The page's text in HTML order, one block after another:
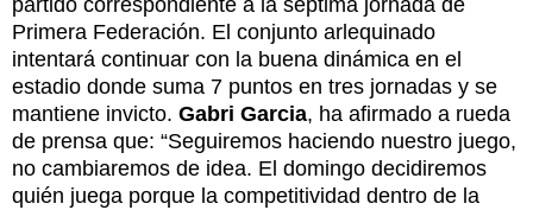
partido correspondiente a la séptima jornada de
Primera Federación. El conjunto arlequinado
intentará continuar con la buena dinámica en el
estadio donde suma 7 puntos en tres jornadas y se
mantiene invicto. Gabri Garcia, ha afirmado a rueda
de prensa que: “Seguiremos haciendo nuestro juego,
no cambiaremos de idea. El domingo decidiremos
quién juega porque la competitividad dentro de la